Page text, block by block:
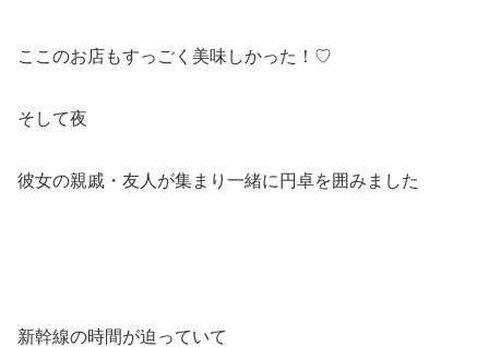
ここのお店もすっごく美味しかった！♡
そして夜
彼女の親戚・友人が集まり一緒に円卓を囲みました
新幹線の時間が迫っていて